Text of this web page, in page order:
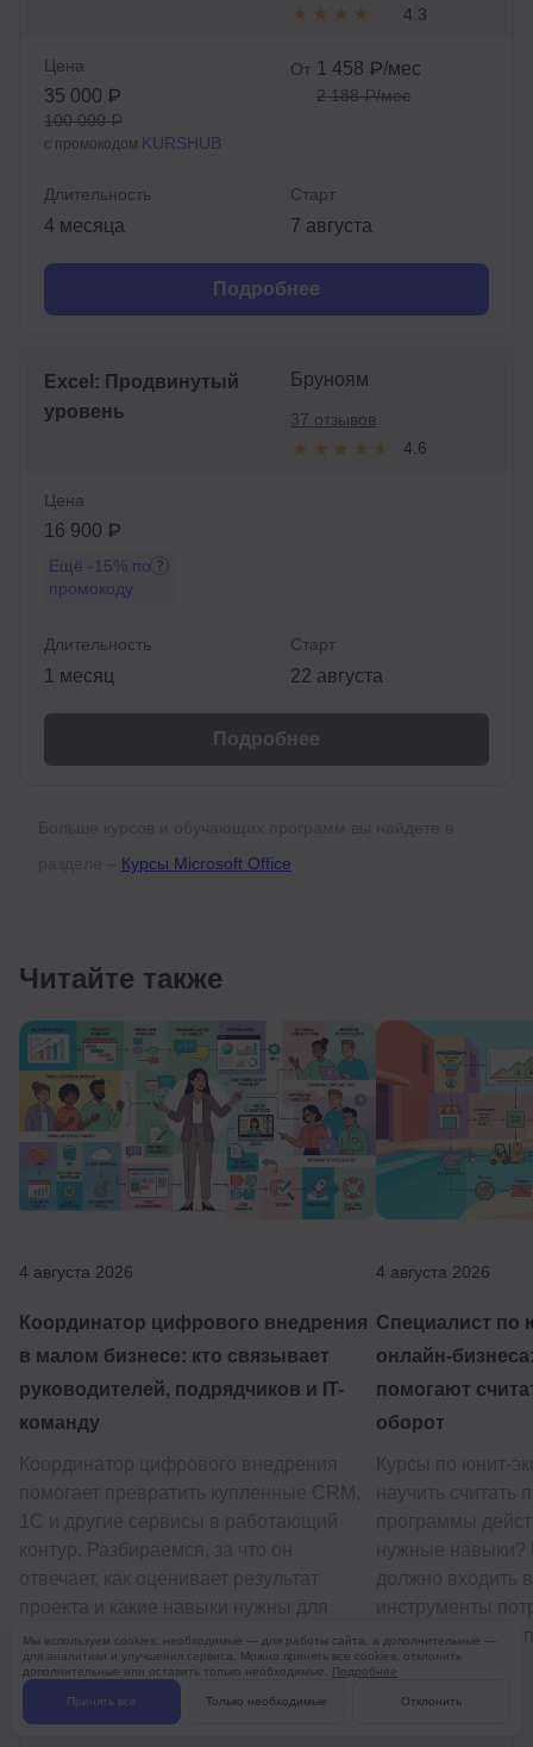
4.3
Цена
35 000 ₽
100 000 ₽
с промокодом KURSHUB
От 1 458 ₽/мес
2 188 ₽/мес
Длительность
4 месяца
Старт
7 августа
Подробнее
Excel: Продвинутый
уровень
Бруноям
4.6
37 отзывов
Цена
16 900 ₽
Ещё -15% по
промокоду
Длительность
1 месяц
Старт
22 августа
Подробнее
Курсы Microsoft Office
Читайте также
4 августа 2026
Координатор цифрового внедрения
в малом бизнесе: кто связывает
руководителей, подрядчиков и IT-
команду
входа в профессию.
4 августа 2026
Специалист по
онлайн-
помогают
оборот
собрать первый
Мы используем cookies: необходимые — для работы сайта, а дополнительные —
для аналитики и улучшения сервиса. Можно принять все cookies, отклонить
дополнительные или оставить только необходимые. Подробнее
Принять все Только необходимые Отклонить